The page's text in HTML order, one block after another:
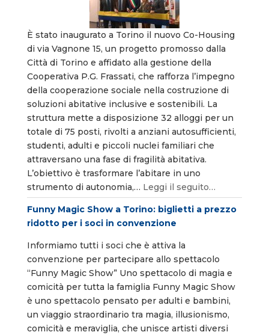
È stato inaugurato a Torino il nuovo Co-Housing
di via Vagnone 15, un progetto promosso dalla
Città di Torino e affidato alla gestione della
Cooperativa P.G. Frassati, che rafforza l’impegno
della cooperazione sociale nella costruzione di
soluzioni abitative inclusive e sostenibili. La
struttura mette a disposizione 32 alloggi per un
totale di 75 posti, rivolti a anziani autosufficienti,
studenti, adulti e piccoli nuclei familiari che
attraversano una fase di fragilità abitativa.
L’obiettivo è trasformare l’abitare in uno
strumento di autonomia,… Leggi il seguito…
Funny Magic Show a Torino: biglietti a prezzo
ridotto per i soci in convenzione
Informiamo tutti i soci che è attiva la
convenzione per partecipare allo spettacolo
“Funny Magic Show” Uno spettacolo di magia e
comicità per tutta la famiglia Funny Magic Show
è uno spettacolo pensato per adulti e bambini,
un viaggio straordinario tra magia, illusionismo,
comicità e meraviglia, che unisce artisti diversi